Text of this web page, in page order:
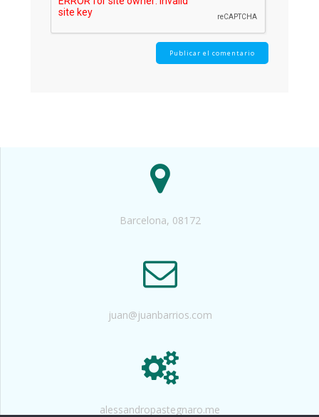
Barcelona, 08172
juan@juanbarrios.com
alessandropastegnaro.me